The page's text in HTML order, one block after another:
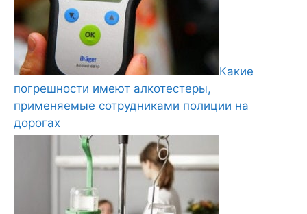
Какие
погрешности имеют алкотестеры,
применяемые сотрудниками полиции на
дорогах